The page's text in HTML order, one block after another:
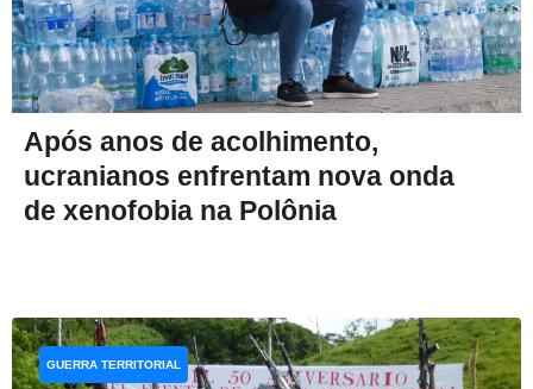
Após anos de acolhimento,
ucranianos enfrentam nova onda
de xenofobia na Polônia
GUERRA TERRITORIAL